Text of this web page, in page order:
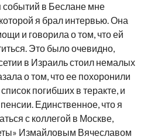
в Беслане мне
я брал интервью. Она
и говорила о том, что ей
Это было очевидно,
в Израиль стоил немалых
о том, что ее похоронили
погибших в теракте, и
Единственное, что я
с коллегой в Москве,
Измайловым Вячеславом